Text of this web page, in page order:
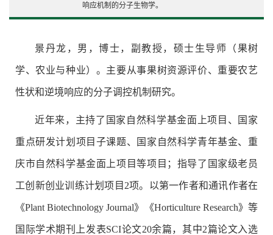
响应机制的分子生物学。
景丹龙，男，博士，副教授，硕士生导师（果树
学、农业与种业）。主要从事果树资源评价、重要农艺
性状和逆境响应的分子调控机制研究。
近年来，主持了国家自然科学基金面上项目、国家
重点研发计划项目子课题、国家自然科学青年基金、重
庆市自然科学基金面上项目等项目；指导了国家级老员
工创新创业训练计划项目2项。以第一作者和通讯作者在
《Plant Biotechnology Journal》《Horticulture Research》等
国际学术期刊上发表SCI论文20余篇，其中2篇论文入选